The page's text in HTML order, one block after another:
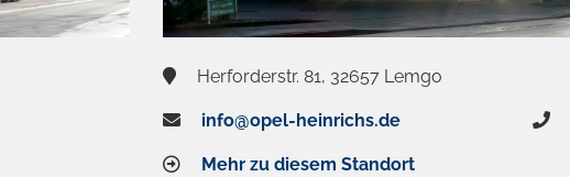
Herforderstr. 81, 32657 Lemgo
info@opel-heinrichs.de
Mehr zu diesem Standort